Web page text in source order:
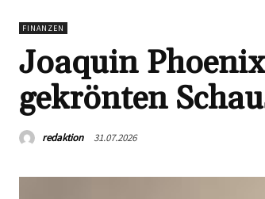
FINANZEN
Joaquin
gekrönten
redaktion 31.07.2026